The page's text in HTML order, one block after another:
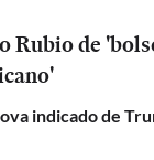
Rubio de
indicado de